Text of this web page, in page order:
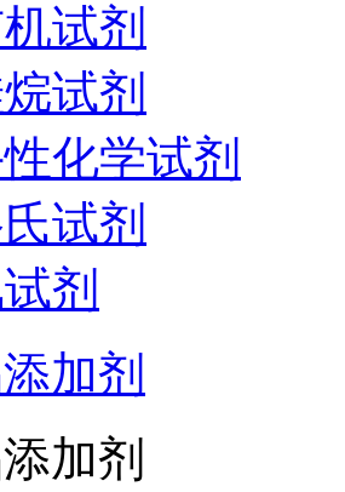
试剂
试剂
化学试剂
试剂
剂
加剂
加剂